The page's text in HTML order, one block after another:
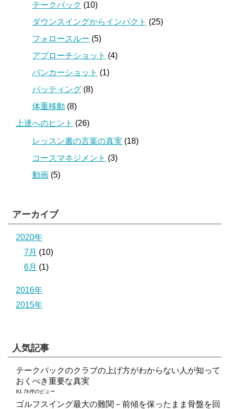
テークバック (10)
ダウンスイングからインパクト (25)
フォロースルー (5)
アプローチショット (4)
バンカーショット (1)
パッティング (8)
体重移動 (8)
上達へのヒント (26)
レッスン書の言葉の真実 (18)
コースマネジメント (3)
動画 (5)
アーカイブ
2020年
7月 (10)
6月 (1)
2016年
2015年
人気記事
テークバックのクラブの上げ方がわからない人が知って
おくべき重要な真実
81.7k件のビュー
ゴルフスイング最大の難関－前傾を保ったまま骨盤を回